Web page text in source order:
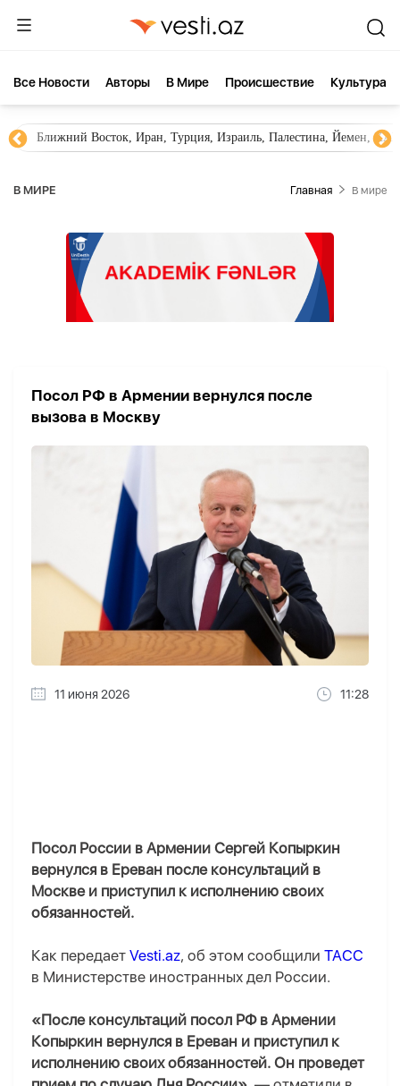
Все Новости Aвторы В Мире Происшествие Культура
Ближний Восток, Иран, Турция, Израиль, Палестина, Йемен,
В МИРЕ Главная В мире
Посол РФ в Армении вернулся после
вызова в Москву
11 июня 2026 11:28
Посол России в Армении Сергей Копыркин
вернулся в Ереван после консультаций в
Москве и приступил к исполнению своих
обязанностей.
Как передает Vesti.az, об этом сообщили ТАСС
в Министерстве иностранных дел России.
«После консультаций посол РФ в Армении
Копыркин вернулся в Ереван и приступил к
исполнению своих обязанностей. Он проведет